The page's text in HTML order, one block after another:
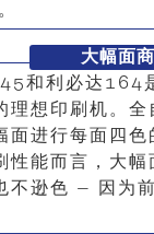
大幅面
和利必达164
理想印刷机。全
面进行每面四
性能而言，大幅
不逊色 – 因为